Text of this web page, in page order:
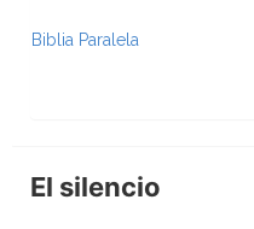
Biblia Paralela
El silencio